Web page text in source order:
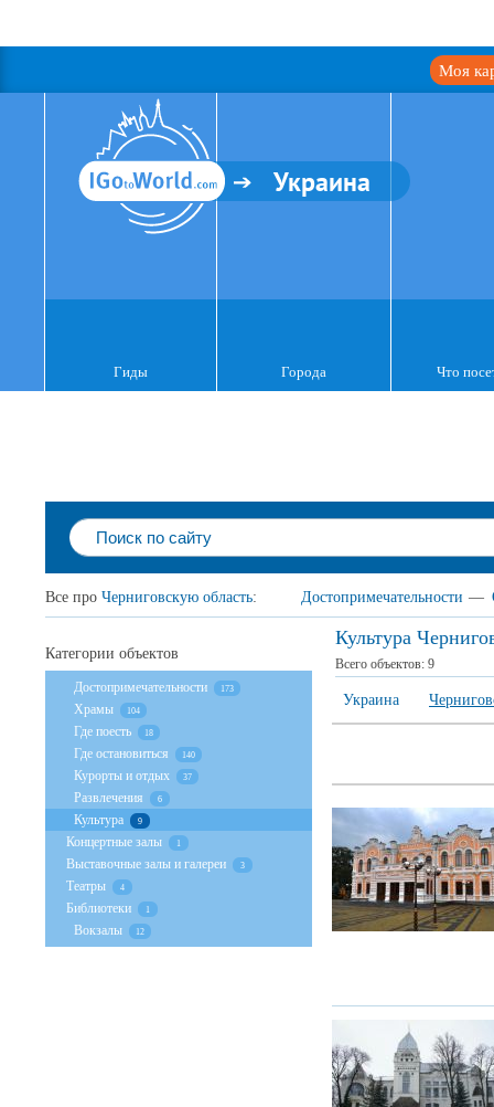
Моя
Украина
Гиды Города Что
Все про Черниговскую область: Достопримечательности —
Культура
Всего объектов: 9
Украина
Категории объектов
Достопримечательности 173
Храмы 104
Где поесть 18
Где остановиться 140
Курорты и отдых 37
Развлечения 6
Культура 9
Концертные залы 1
Выставочные залы и галереи 3
Театры 4
Библиотеки 1
Вокзалы 12